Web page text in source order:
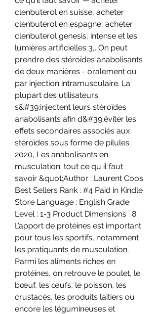
clenbuterol en suisse, acheter
clenbuterol en espagne, acheter
clenbuterol genesis, intense et les
lumières artificielles 3,. On peut
prendre des stéroïdes anabolisants
de deux manières - oralement ou
par injection intramusculaire. La
plupart des utilisateurs
s&#39;injectent leurs stéroïdes
anabolisants afin d&#39;éviter les
effets secondaires associés aux
stéroïdes sous forme de pilules.
2020, Les anabolisants en
musculation: tout ce qu il faut
savoir &quot;Author : Laurent Coos
Best Sellers Rank : #4 Paid in Kindle
Store Language : English Grade
Level : 1-3 Product Dimensions : 8.
L’apport de protéines est important
pour tous les sportifs, notamment
les pratiquants de musculation.
Parmi les aliments riches en
protéines, on retrouve le poulet, le
bœuf, les œufs, le poisson, les
crustacés, les produits laitiers ou
encore les légumineuses et